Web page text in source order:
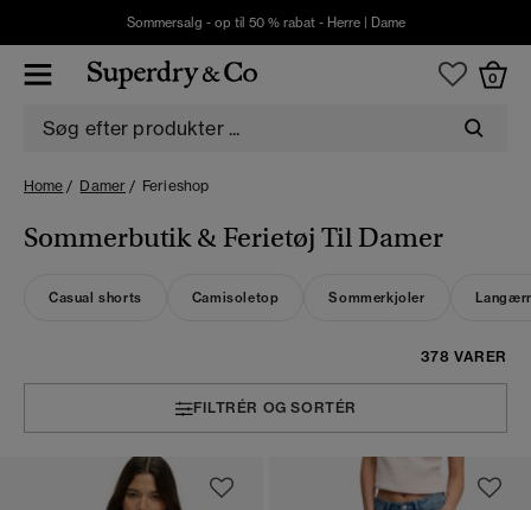
Sommersalg - op til 50 % rabat - Herre| Dame
0
Home Damer Ferieshop
Sommerbutik & Ferietøj Til Damer
Casual shorts Camisoletop Sommerkjoler
378 VARER
FILTRÉR OG SORTÉR